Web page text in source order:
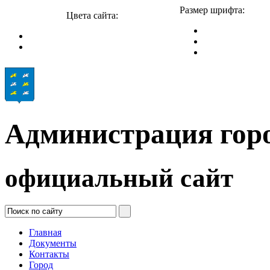
Цвета сайта:
Размер шрифта:
Администрация
официальный сайт
Главная
Документы
Контакты
Город